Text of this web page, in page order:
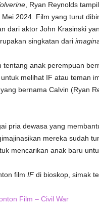
, Ryan Reynolds
2024. Film yang turut
dari aktor John Krasinski
singkatan dari
anak perempuan
melihat IF atau teman
bernama Calvin (Ryan
pria dewasa yang
mereka sudah
mencarikan anak baru
film IFdi bioskop, simak
Film – Civil War